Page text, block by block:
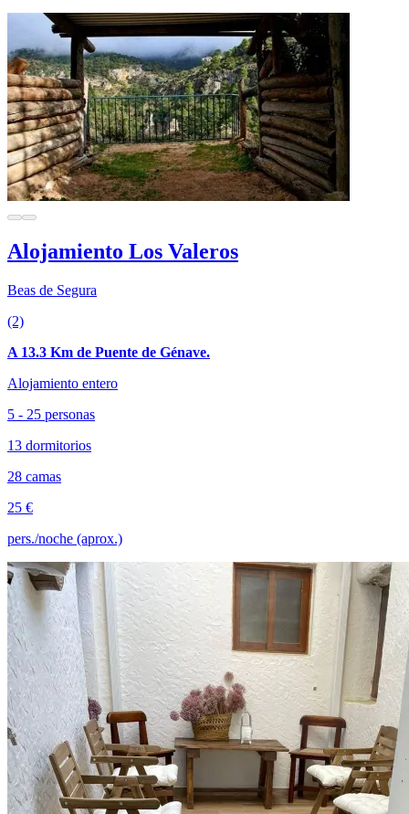
Alojamiento Los Valeros
Beas de Segura
(2)
A 13.3 Km de Puente de Génave.
Alojamiento entero
5 - 25 personas
13 dormitorios
28 camas
25 €
pers./noche (aprox.)